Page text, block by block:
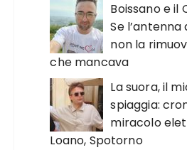
Boissano e il
Se
non la
che mancava
La suora, il
spiaggia:
miracolo
Loano, Spotorno